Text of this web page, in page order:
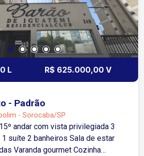
L R$ 625.000,00 V
- Padrão
- Sorocaba/SP
andar com vista privilegiada 3
suíte 2 banheiros Sala de estar
Varanda gourmet Cozinha